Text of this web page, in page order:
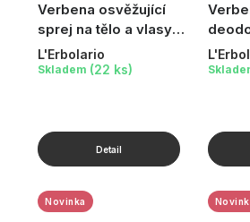
Verbena osvěžující
sprej na tělo a vlasy
125 ml
L'Erbolario
Skladem (22 ks)
100 ml
Novinka